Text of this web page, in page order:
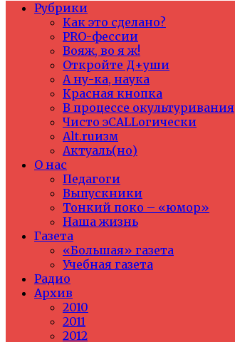
Рубрики
Как это сделано?
PRO-фессии
Вояж, во я ж!
Откройте Д+уши
А ну-ка, наука
Красная кнопка
В процессе окультуривания
Чисто эCALLогически
Alt.ruизм
Актуаль(но)
О нас
Педагоги
Выпускники
Тонкий поко – «юмор»
Наша жизнь
Газета
«Большая» газета
Учебная газета
Радио
Архив
2010
2011
2012